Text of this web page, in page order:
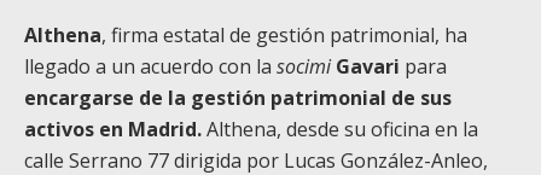
Althena, firma estatal de gestión patrimonial, ha
llegado a un acuerdo con la socimiGavari para
encargarse de la gestión patrimonial de sus
activos en Madrid.Althena, desde su oficina en la
calle Serrano 77 dirigida por Lucas González-Anleo,